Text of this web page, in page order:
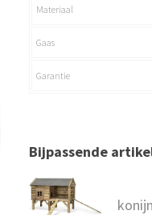
Materiaal
Gaas
Garantie
Bijpassende